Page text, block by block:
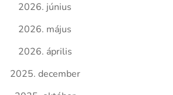
2026. június
2026. május
2026. április
2025. december